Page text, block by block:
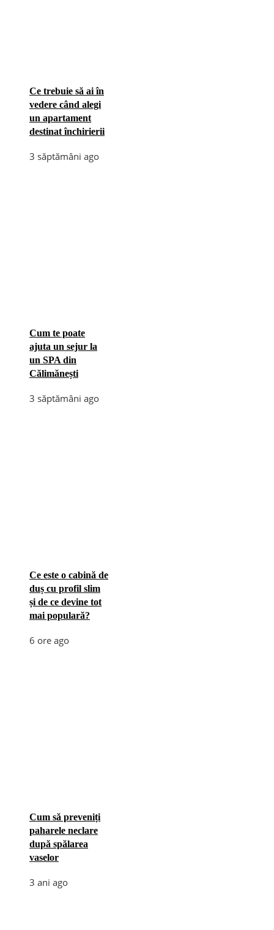
Ce trebuie să ai în
vedere când alegi
un apartament
destinat închirierii
3 săptămâni ago
Cum te poate
ajuta un sejur la
un SPA din
Călimănești
3 săptămâni ago
Ce este o cabină de
duș cu profil slim
și de ce devine tot
mai populară?
6 ore ago
Cum să preveniți
paharele neclare
după spălarea
vaselor
3 ani ago